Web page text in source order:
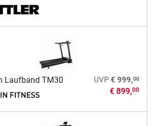
Laufband TM30 UVP € 999,00
€ 899,00